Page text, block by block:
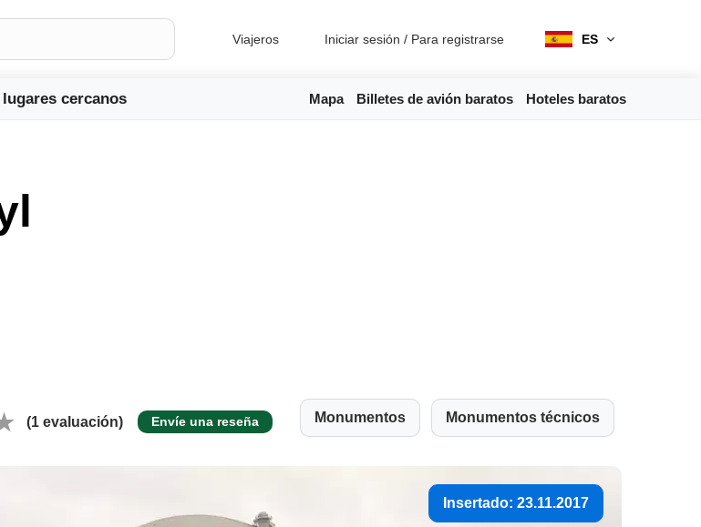
Viajeros Iniciar sesión / Para registrarse ES
lugares cercanos Mapa Billetes de avión baratos Hoteles baratos
(1 evaluación) Envíe una reseña Monumentos Monumentos técnicos
Insertado: 23.11.2017